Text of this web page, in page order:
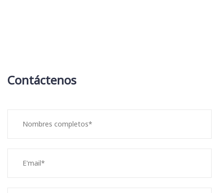
Contáctenos